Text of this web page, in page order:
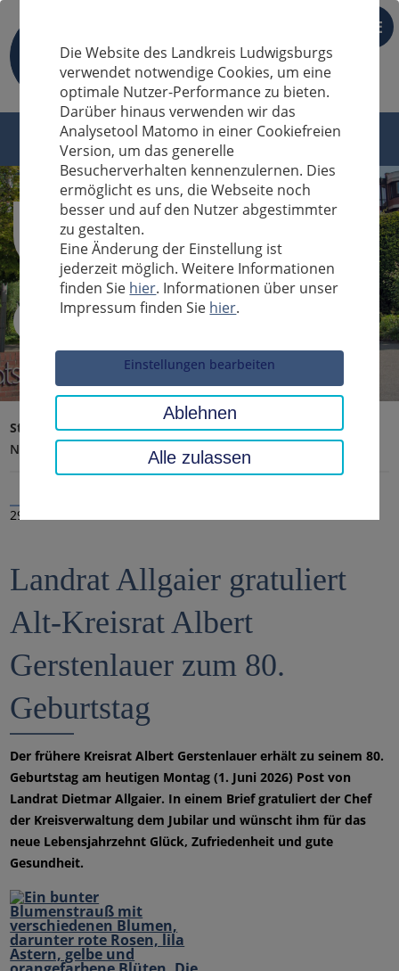
DE
Sucheingabe
Startseite Landratsamt, Landkreis
Aktuelles
Nachrichten
29.05.2026
Landrat Allgaier gratuliert
Alt-Kreisrat Albert
Gerstenlauer zum 80.
Geburtstag
Der frühere Kreisrat Albert Gerstenlauer erhält zu seinem 80.
Geburtstag am heutigen Montag (1. Juni 2026) Post von
Landrat Dietmar Allgaier. In einem Brief gratuliert der Chef
der Kreisverwaltung dem Jubilar und wünscht ihm für das
neue Lebensjahrzehnt Glück, Zufriedenheit und gute
Gesundheit.
Die Website des Landkreis Ludwigsburgs
verwendet notwendige Cookies, um eine
optimale Nutzer-Performance zu bieten.
Darüber hinaus verwenden wir das
Analysetool Matomo in einer Cookiefreien
Version, um das generelle
Besucherverhalten kennenzulernen. Dies
ermöglicht es uns, die Webseite noch
besser und auf den Nutzer abgestimmter
zu gestalten.
Eine Änderung der Einstellung ist
jederzeit möglich. Weitere Informationen
finden Sie hier. Informationen über unser
Impressum finden Sie hier.
Einstellungen bearbeiten
Ablehnen
Alle zulassen